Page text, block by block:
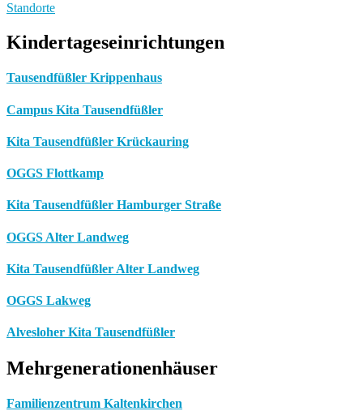
Standorte
Kindertageseinrichtungen
Tausendfüßler Krippenhaus
Campus Kita Tausendfüßler
Kita Tausendfüßler Krückauring
OGGS Flottkamp
Kita Tausendfüßler Hamburger Straße
OGGS Alter Landweg
Kita Tausendfüßler Alter Landweg
OGGS Lakweg
Alvesloher Kita Tausendfüßler
Mehrgenerationenhäuser
Familienzentrum Kaltenkirchen